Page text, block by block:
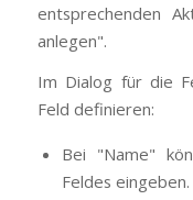
entsprechenden
anlegen".
Im Dialog für die
Feld definieren:
Bei "Name"
Feldes eingeben.